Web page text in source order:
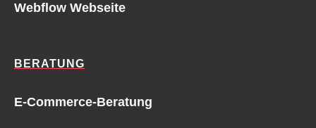
Webflow Webseite
BERATUNG
E-Commerce-Beratung